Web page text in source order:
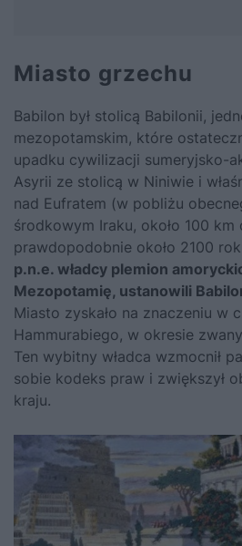
Miasto grzechu
Babilon był stolicą Babilonii,
mezopotamskim, które
upadku cywilizacji sumeryjsko-
Asyrii ze stolicą w Niniwie i
nad Eufratem (w pobliżu
środkowym Iraku, około 100 km
prawdopodobnie około 2100
p.n.e. władcy plemion
Mezopotamię, ustanowili
Miasto zyskało na znaczeniu w
Hammurabiego, w okresie
Ten wybitny władca wzmocnił
sobie kodeks praw i zwiększył
kraju.